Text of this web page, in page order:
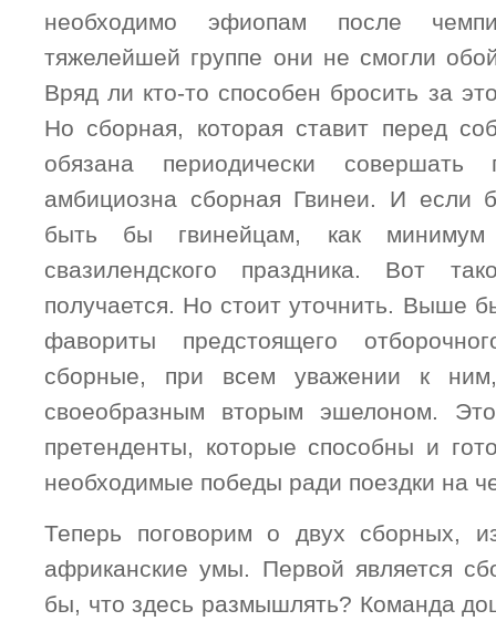
необходимо эфиопам после
тяжелейшей группе они не смогли
Вряд ли кто-то способен бросить за
Но сборная, которая ставит перед
обязана периодически
амбициозна сборная Гвинеи. И
быть бы гвинейцам, как минимум
свазилендского праздника. Вот
получается. Но стоит уточнить. Выше
фавориты предстоящего
сборные, при всем уважении к ним,
своеобразным вторым эшелоном.
претенденты, которые способны и
необходимые победы ради поездки на
Теперь поговорим о двух сборных,
африканские умы. Первой является
бы, что здесь размышлять? Команда